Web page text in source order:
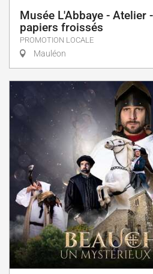
Musée L'Abbaye - Atelier
papiers froissés
PROMOTION LOCALE
Mauléon